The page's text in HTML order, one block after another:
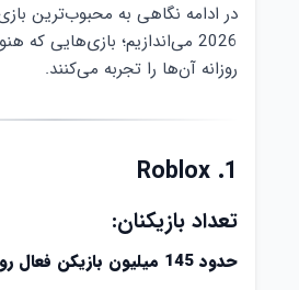
در ادامه نگاهی به محبوب‌ترین
2026 می‌اندازیم؛ بازی‌هایی که
روزانه آن‌ها را تجربه می‌کنند.
1. Roblox
تعداد بازیکنان:
حدود 145 میلیون بازیکن فعال روزانه (DAU)